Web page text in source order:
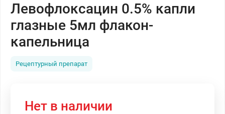
Левофлоксацин 0.5% капли
глазные 5мл флакон-
капельница
Рецептурный препарат
Нет в наличии